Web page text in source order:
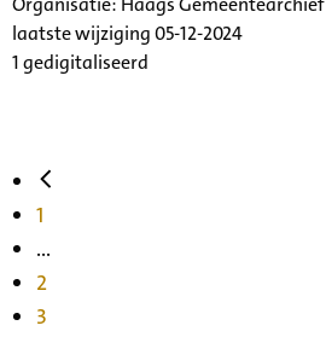
laatste wijziging 05-12-2024
1 gedigitaliseerd
1
...
2
3